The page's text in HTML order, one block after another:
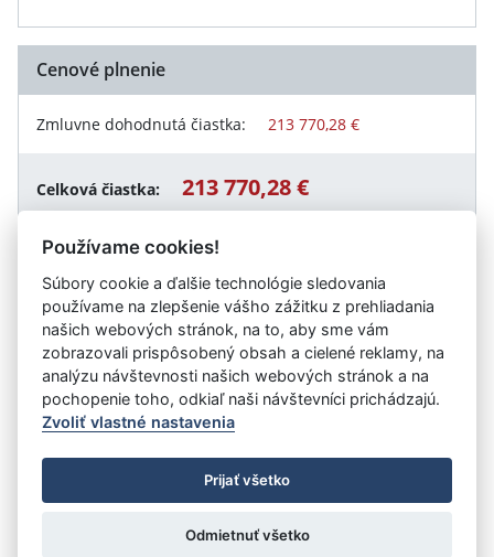
Cenové plnenie
Zmluvne dohodnutá čiastka: 213 770,28 €
Celková čiastka: 213 770,28 €
Návrat späť
Vystavil: Mesto Nová Dubnica
Úrad vlády SR
- Všetky práva vyhradené
Prehlásenie o prístupnosti
Zmluvy do 31.12.2010
Nastavenia cookies
: Aglo Solutions
Používame cookies!
Súbory cookie a ďalšie technológie sledovania
používame na zlepšenie vášho zážitku z prehliadania
našich webových stránok, na to, aby sme vám
zobrazovali prispôsobený obsah a cielené reklamy, na
analýzu návštevnosti našich webových stránok a na
pochopenie toho, odkiaľ naši návštevníci prichádzajú.
Zvoliť vlastné nastavenia
Prijať všetko
Odmietnuť všetko